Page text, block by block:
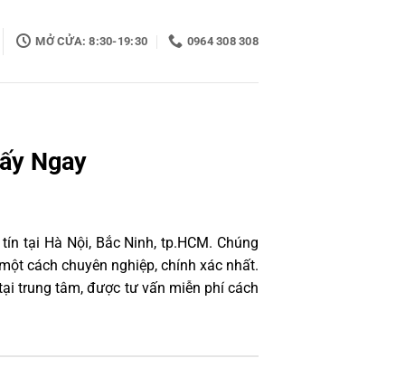
MỞ CỬA: 8:30-19:30 0964 308 308
Ngay
tại Hà Nội, Bắc Ninh, tp.HCM. Chúng
cách chuyên nghiệp, chính xác nhất.
trung tâm, được tư vấn miễn phí cách